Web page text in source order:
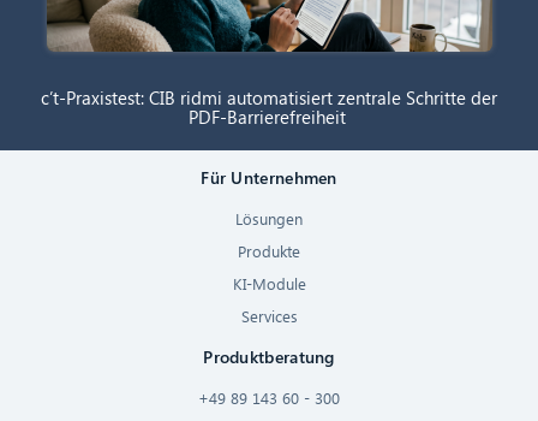
c’t-Praxistest: CIB ridmi automatisiert zentrale Schritte der
PDF-Barrierefreiheit
Für Unternehmen
Lösungen
Produkte
KI-Module
Services
Produktberatung
+49 89 143 60 - 300